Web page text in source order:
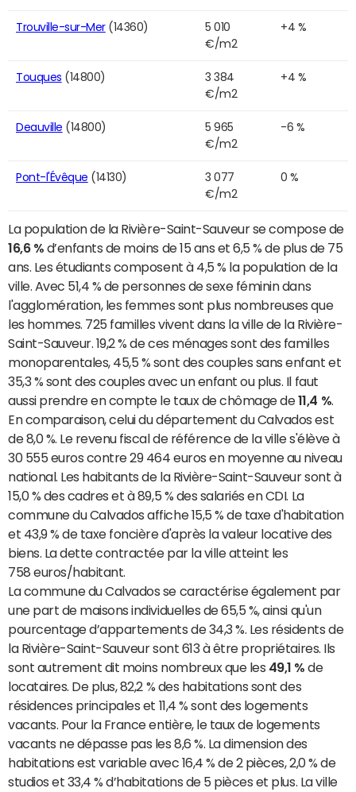
Trouville-sur-Mer(14360)
5 010
€/m2
+4 %
Touques (14800)
3 384
€/m2
+4 %
Deauville (14800)
5 965
€/m2
-6 %
Pont-l'Évêque (14130)
3 077
€/m2
0 %
La population de la Rivière-Saint-Sauveur se compose de
16,6 % d’enfants de moins de 15 ans et 6,5 % de plus de 75
ans. Les étudiants composent à 4,5 % la population de la
ville. Avec 51,4 % de personnes de sexe féminin dans
l'agglomération, les femmes sont plus nombreuses que
les hommes. 725 familles vivent dans la ville de la Rivière-
Saint-Sauveur. 19,2 % de ces ménages sont des familles
monoparentales, 45,5 % sont des couples sans enfant et
35,3 % sont des couples avec un enfant ou plus. Il faut
aussi prendre en compte le taux de chômage de11,4 %
En comparaison, celui du département du Calvados est
de 8,0 %. Le revenu fiscal de référence de la ville s'élève à
30 555 euros contre 29 464 euros en moyenne au niveau
national. Les habitants de la Rivière-Saint-Sauveur sont à
15,0 % des cadres et à 89,5 % des salariés en CDI. La
commune du Calvados affiche 15,5 % de taxe d'habitation
et 43,9 % de taxe foncière d'après la valeur locative des
biens. La dette contractée par la ville atteint les
758 euros/habitant.
La commune du Calvados se caractérise également par
une part de maisons individuelles de 65,5 %, ainsi qu'un
pourcentage d’appartements de 34,3 %. Les résidents de
la Rivière-Saint-Sauveur sont 613 à être propriétaires. Ils
sont autrement dit moins nombreux que les 49,1 % de
locataires. De plus, 82,2 % des habitations sont des
résidences principales et 11,4 % sont des logements
vacants. Pour la France entière, le taux de logements
vacants ne dépasse pas les 8,6 %. La dimension des
habitations est variable avec 16,4 % de 2 pièces, 2,0 % de
studios et 33,4 % d’habitations de 5 pièces et plus. La ville